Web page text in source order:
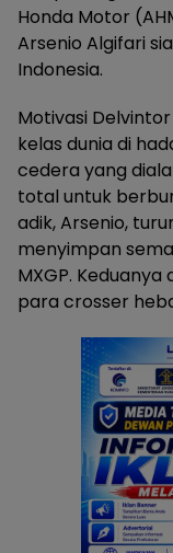
Honda Motor
Arsenio Algifari
Indonesia.
Motivasi
kelas dunia di
cedera yang
total untuk
adik, Arsenio,
menyimpan
MXGP.
para crosser